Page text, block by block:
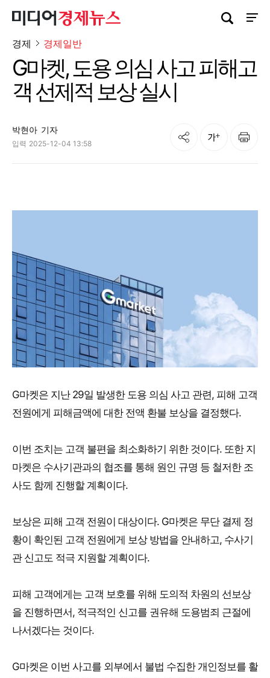
사이
검색창 열기
경제 경제일반
G마켓, 도용 의심 사고 피해고
객 선제적 보상 실시
박현아 기자
입력 2025-12-04 13:58
공유 글자크기 인쇄
G마켓은 지난 29일 발생한 도용 의심 사고 관련, 피해 고객
전원에게 피해금액에 대한 전액 환불 보상을 결정했다.
이번 조치는 고객 불편을 최소화하기 위한 것이다. 또한 지
마켓은 수사기관과의 협조를 통해 원인 규명 등 철저한 조
사도 함께 진행할 계획이다.
보상은 피해 고객 전원이 대상이다. G마켓은 무단 결제 정
황이 확인된 고객 전원에게 보상 방법을 안내하고, 수사기
관 신고도 적극 지원할 계획이다.
피해 고객에게는 고객 보호를 위해 도의적 차원의 선보상
을 진행하면서, 적극적인 신고를 권유해 도용범죄 근절에
나서겠다는 것이다.
G마켓은 이번 사고를 외부에서 불법 수집한 개인정보를 활